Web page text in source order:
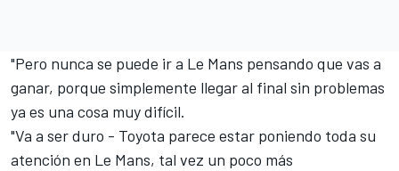
"Pero nunca se puede ir a Le Mans pensando que vas a
ganar, porque simplemente llegar al final sin problemas
ya es una cosa muy difícil.
"Va a ser duro - Toyota parece estar poniendo toda su
atención en Le Mans, tal vez un poco más